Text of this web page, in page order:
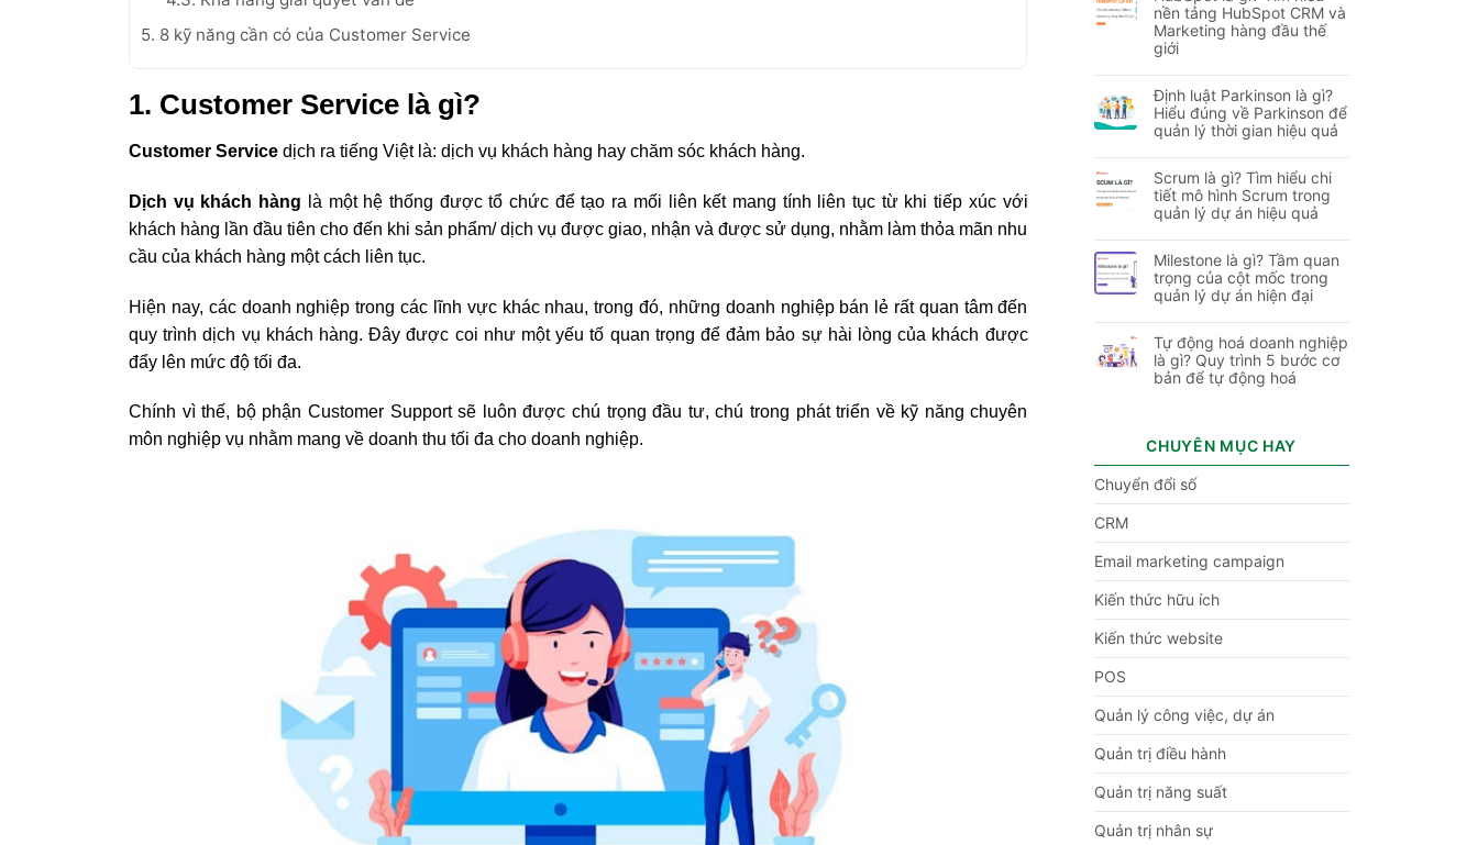
5. 8 kỹ năng cần có của Customer Service
1. Customer Service là gì?
Customer Service dịch ra tiếng Việt là: dịch vụ khách hàng hay chăm sóc khách hàng.
Dịch vụ khách hàng là một hệ thống được tổ chức để tạo ra mối liên kết mang tính liên tục từ khi tiếp xúc với
khách hàng lần đầu tiên cho đến khi sản phẩm/ dịch vụ được giao, nhận và được sử dụng, nhằm làm thỏa mãn nhu
cầu của khách hàng một cách liên tục.
Hiện nay, các doanh nghiệp trong các lĩnh vực khác nhau, trong đó, những doanh nghiệp bán lẻ rất quan tâm đến
quy trình dịch vụ khách hàng. Đây được coi như một yếu tố quan trọng để đảm bảo sự hài lòng của khách được
đẩy lên mức độ tối đa.
Chính vì thế, bộ phận Customer Support sẽ luôn được chú trọng đầu tư, chú trong phát triển về kỹ năng chuyên
môn nghiệp vụ nhằm mang về doanh thu tối đa cho doanh nghiệp.
nền tảng HubSpot CRM và
Marketing hàng đầu thế
giới
Định luật Parkinson là gì?
Hiểu đúng về Parkinson để
quản lý thời gian hiệu quả
Scrum là gì? Tìm hiểu chi
tiết mô hình Scrum trong
quản lý dự án hiệu quả
Milestone là gì? Tầm quan
trọng của cột mốc trong
quản lý dự án hiện đại
Tự động hoá doanh nghiệp
là gì? Quy trình 5 bước cơ
bản để tự động hoá
CHUYÊN MỤC HAY
Chuyển đổi số
CRM
Email marketing campaign
Kiến thức hữu ích
Kiến thức website
POS
Quản lý công việc, dự án
Quản trị điều hành
Quản trị năng suất
Quản trị nhân sự